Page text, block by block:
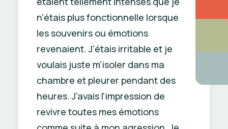
n'étais plus fonctionnelle lorsque
les souvenirs ou émotions
revenaient. J'étais irritable et je
voulais juste m'isoler dans ma
chambre et pleurer pendant des
heures. J'avais l'impression de
revivre toutes mes émotions